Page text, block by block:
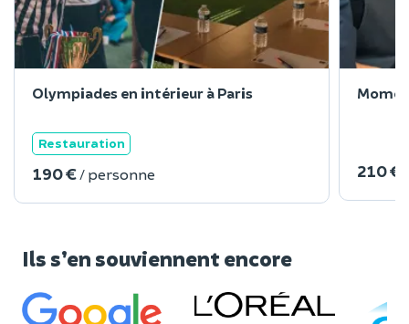
Olympiades en intérieur à Paris
Restauration
190 € / personne 210 €
Ils s’en souviennent encore